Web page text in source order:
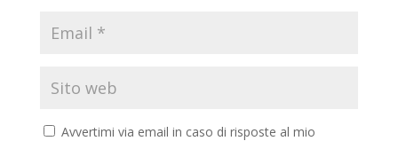
Avvertimi via email in caso di risposte al mio